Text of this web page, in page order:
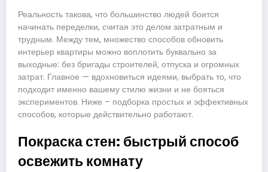
Реальность такова, что большинство людей боится
начинать переделки, считая это делом затратным и
трудным. Между тем, множество способов обновить
интерьер квартиры можно воплотить буквально за
выходные: без бригады строителей, отпуска и огромных
затрат. Главное — вдохновиться идеями, выбрать то, что
подходит именно вашему стилю жизни и не бояться
экспериментов. Ниже – подборка простых и эффективных
способов, которые действительно работают.
Покраска стен: быстрый способ
освежить комнату